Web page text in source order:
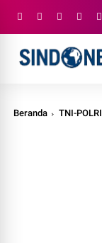
Beranda TNI-POLRI